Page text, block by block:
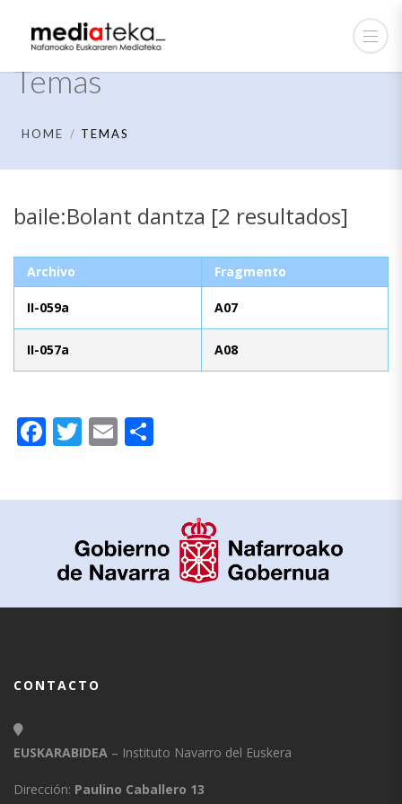
Temas
HOME TEMAS
baile:Bolant dantza [2 resultados]
Archivo Fragmento
II-059a A07
II-057a A08
Facebook
Twitter
Email
CONTACTO
EUSKARABIDEA – Instituto Navarro del Euskera
Dirección: Paulino Caballero 13